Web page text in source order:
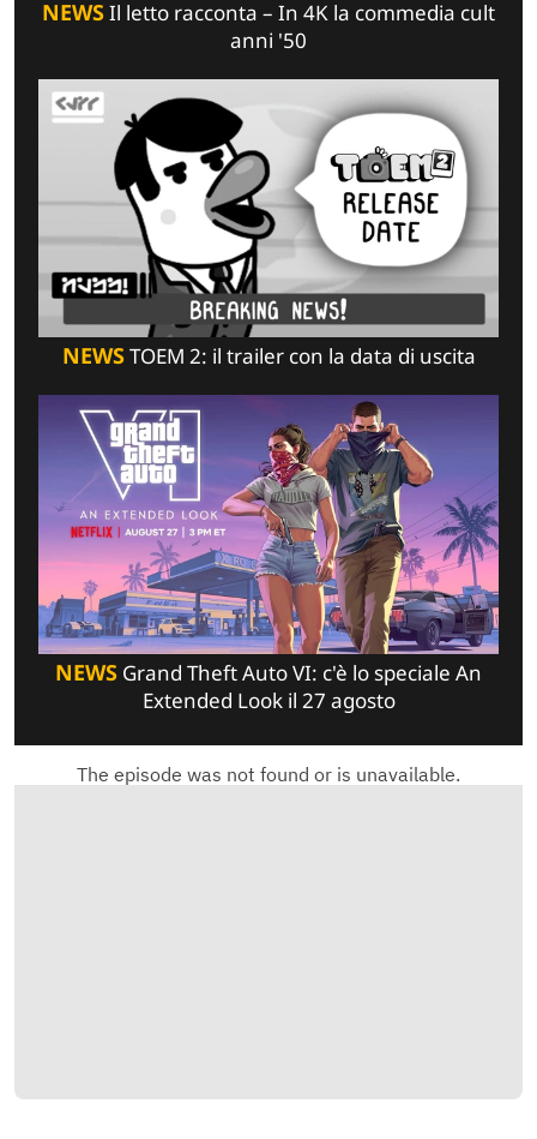
NEWSIl letto racconta – In 4K la commedia cult
anni '50
NEWSTOEM 2: il trailer con la data di uscita
NEWS Grand Theft Auto VI: c'è lo speciale An
Extended Look il 27 agosto